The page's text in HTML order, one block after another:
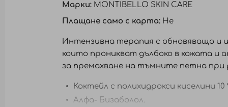
Марки: MONTIBELLO SKIN CARE
Плащане само с карта: Не
Интензивна терапия с обновяващо и
които проникват дълбоко в кожата и
за премахване на тъмните петна
Коктейл с полихидрокси киселини 10
Алфа- Бизаболол.